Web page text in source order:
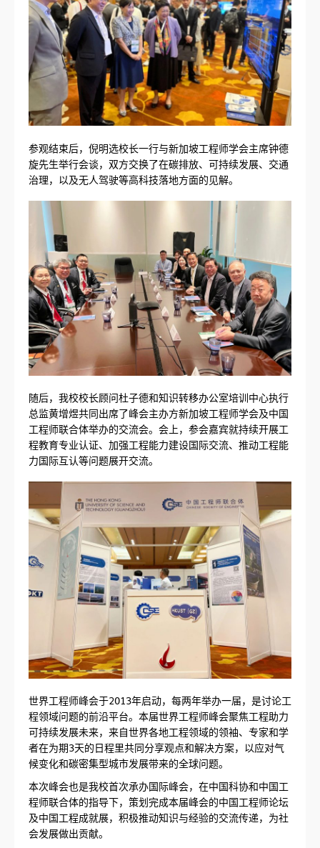
参观结束后，倪明选校长一行与新加坡工程师学会主席钟德
旋先生举行会谈，双方交换了在碳排放、可持续发展、交通
治理，以及无人驾驶等高科技落地方面的见解。
随后，我校校长顾问杜子德和知识转移办公室培训中心执行
总监黄增煜共同出席了峰会主办方新加坡工程师学会及中国
工程师联合体举办的交流会。会上，参会嘉宾就持续开展工
程教育专业认证、加强工程能力建设国际交流、推动工程能
力国际互认等问题展开交流。
世界工程师峰会于2013年启动，每两年举办一届，是讨论工
程领域问题的前沿平台。本届世界工程师峰会聚焦工程助力
可持续发展未来，来自世界各地工程领域的领袖、专家和学
者在为期3天的日程里共同分享观点和解决方案，以应对气
候变化和碳密集型城市发展带来的全球问题。
本次峰会也是我校首次承办国际峰会，在中国科协和中国工
程师联合体的指导下，策划完成本届峰会的中国工程师论坛
及中国工程成就展，积极推动知识与经验的交流传递，为社
会发展做出贡献。